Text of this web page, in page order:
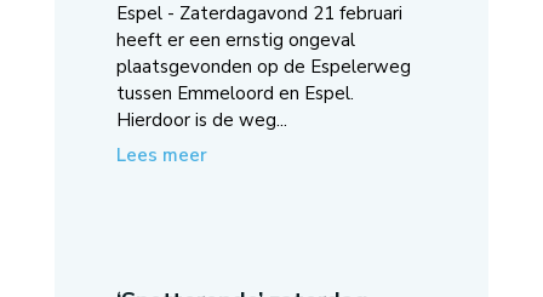
Espel - Zaterdagavond 21 februari
heeft er een ernstig ongeval
plaatsgevonden op de Espelerweg
tussen Emmeloord en Espel.
Hierdoor is de weg...
Lees meer